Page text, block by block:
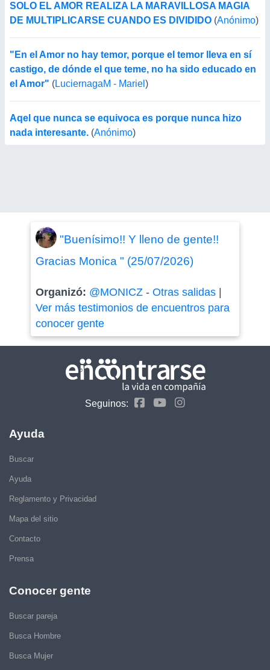
SOLO EL AMOR REALIZA LA MARAVILLOSA MAGIA
DE MULTIPLICARSE CUANDO ES DIVIDIDO (Anónimo)
"En el Amor no hay temor, porque el temor lleva en sí
castigo, de dónde el que teme, no ha sido educado en
el Amor" (LuciernagaM - Mariel )
Aqel que nunca se equivoca es porque nunca hizo
nada interesante. (Anónimo)
"Buenísimo!! Y lleno de gente!!
Gracias Monica " (25/07/2026)
Organizó: @MONICZ- Otras salidas|
Ver más testimonios de encuentros para
conocer gente
Seguinos:
Ayuda
Buscar
Ayuda
Reglamento y Privacidad
Mapa del sitio
Contacto
Prensa
Conocer gente
Buscar pareja
Busca Hombre
Busca Mujer